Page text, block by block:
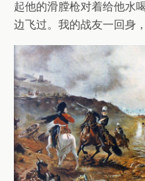
起他的滑膛枪对着给他水
边飞过。我的战友一回身